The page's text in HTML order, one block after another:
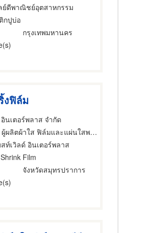
ย์ดีพาณิชย์อุตสาหกรรม
กปูบ่อ
กรุงเทพมหานคร
งฟิล์ม
นเตอร์พลาส จํากัด
ลิตผ้าใส ฟิล์มและแผ่นใสพลาสติก,ผู้ผลิตผ้าใส ฟิล์มและแผ่นใสพลาสติก,ฟิล์มยืดพันสินค้า
สท์เวิลด์ อินเตอร์พลาส
Film
จังหวัดสมุทรปราการ